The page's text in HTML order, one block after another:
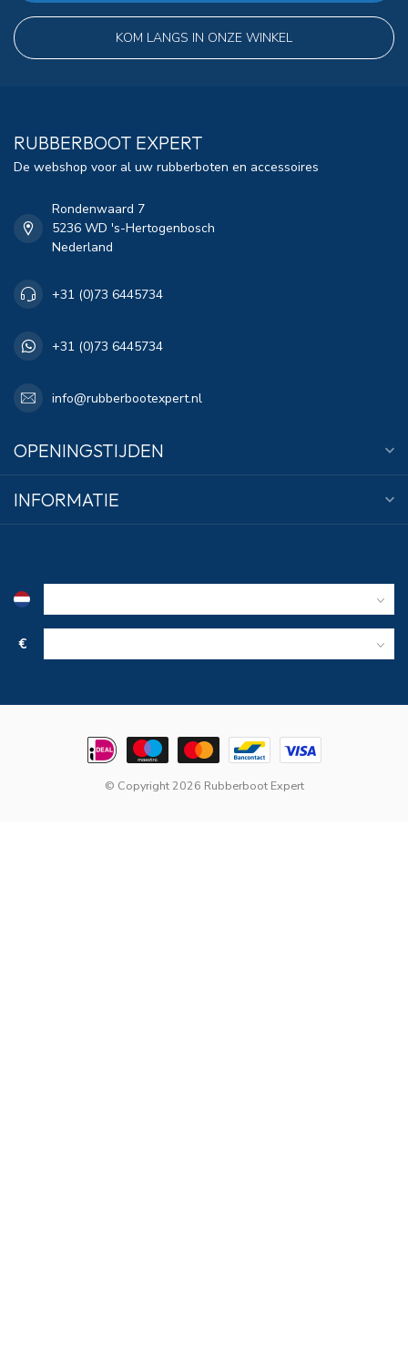
KOM LANGS IN ONZE WINKEL
RUBBERBOOT EXPERT
De webshop voor al uw rubberboten en accessoires
Rondenwaard 7
5236 WD 's-Hertogenbosch
Nederland
+31 (0)73 6445734
+31 (0)73 6445734
info@rubberbootexpert.nl
OPENINGSTIJDEN
INFORMATIE
€
© Copyright 2026 Rubberboot Expert